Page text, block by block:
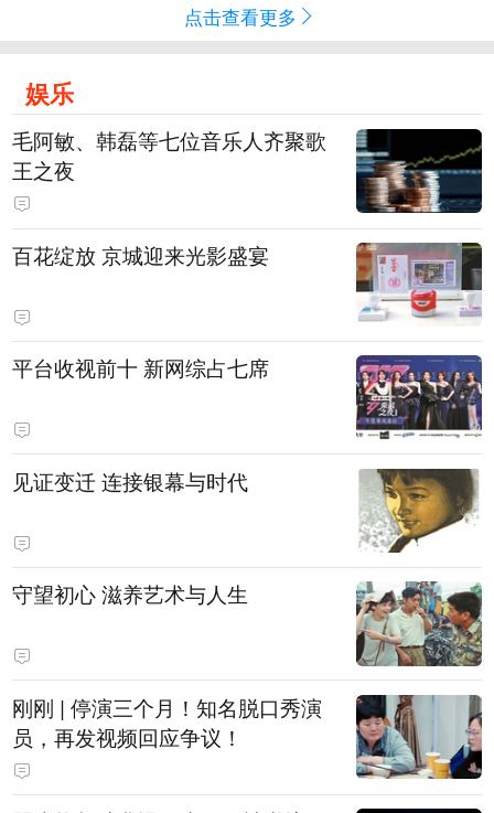
点击查看更多
娱乐
毛阿敏、韩磊等七位音乐人齐聚歌
王之夜
百花绽放 京城迎来光影盛宴
平台收视前十 新网综占七席
见证变迁 连接银幕与时代
守望初心 滋养艺术与人生
刚刚 | 停演三个月！知名脱口秀演
员，再发视频回应争议！